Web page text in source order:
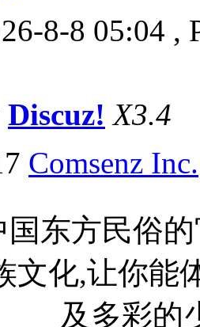
8-8 05:04 ,
Discuz! X3.4
Comsenz Inc.
东方民俗
文化,让你能
及多彩的